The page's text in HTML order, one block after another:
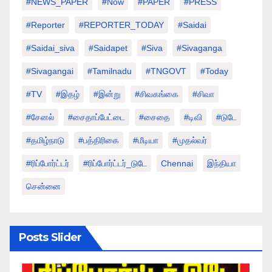
#NEWS_PAPER #Now #PAPER #PRESS
#Reporter #REPORTER_TODAY #saidai
#saidai_siva #saidapet #Siva #Sivaganga
#sivagangai #tamilnadu #TNGOVT #today
#TV #இதழ் #இன்று #சிவகங்கை #சிவா
#சேனல் #சைதாப்பேட்டை #சைதை #டிவி #டுடே
#தமிழ்நாடு #பத்திரிகை #மீடியா #முதல்வர்
#ரிப்போர்ட்டர் #ரிப்போர்ட்டர்_டுடே Chennai இந்தியா
சென்னை
Posts Slider